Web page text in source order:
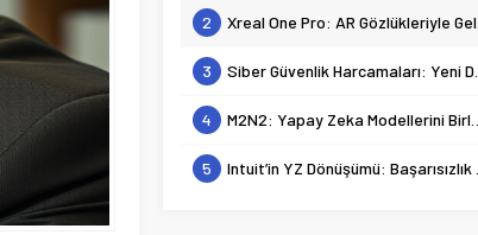
2 Xreal One Pro: AR Gözlükleriyle Geleceğe Bir Bakış
3 Siber Güvenlik Harcamaları: Yeni Dönem, Yeni Tehditler
4 M2N2: Yapay Zeka Modellerini Birleştirmenin Gücü ve Geleceği
5 Intuit’in YZ Dönüşümü: Başarısızlık Vadisinden Zafere